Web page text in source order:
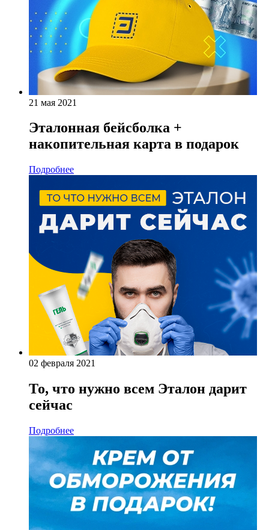
21 мая 2021
Эталонная бейсболка +
накопительная карта в подарок
Подробнее
02 февраля 2021
То, что нужно всем Эталон дарит
сейчас
Подробнее